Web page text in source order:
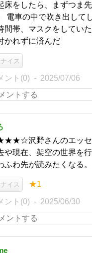
床をしたら、まずつま
電車の中で吹き出して
間帯、マスクをしてい
かれずに済んだ
ナイス
ント(0) 2025/07/06
沢野さんのエッセ
や現在、架空の世界を
ふわ先が読みたくなる。
ナイス ★1
ント(0) 2025/06/30